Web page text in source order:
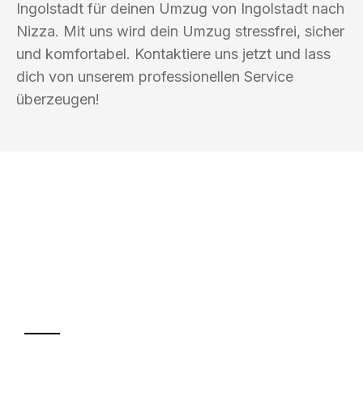
Ingolstadt für deinen Umzug von Ingolstadt nach
Nizza. Mit uns wird dein Umzug stressfrei, sicher
und komfortabel. Kontaktiere uns jetzt und lass
dich von unserem professionellen Service
überzeugen!